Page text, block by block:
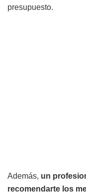
presupuesto.
Además, un
recomendarte los